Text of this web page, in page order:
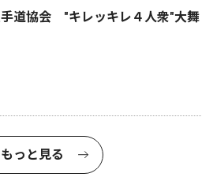
道協会 "キレッキレ４人衆"大舞
もっと見る